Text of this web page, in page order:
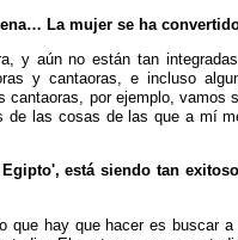
La mujer se ha
y aún no están tan
y cantaoras, e incluso
cantaoras, por ejemplo,
las cosas de las que a mí
está siendo tan
que hay que hacer es buscar